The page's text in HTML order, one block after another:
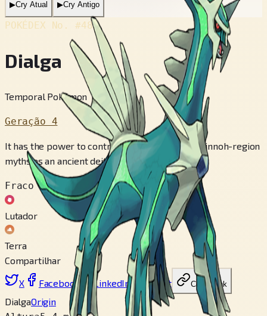
▶Cry Atual ▶Cry Antigo
POKÉDEX No. #483
Dialga
Temporal Pokémon
Geração 4
It has the power to control time. It appears in Sinnoh-region
myths as an ancient deity.
Fraco contra
Lutador
Terra
Compartilhar
X Facebook LinkedIn Reddit Copiar link
DialgaOrigin